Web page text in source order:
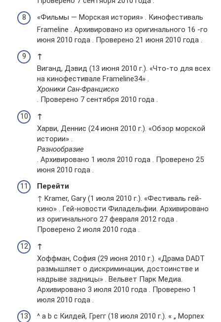
«Фильмы — Морская история» . Кинофестиваль
Frameline . Архивировано из оригинального 16 -го
июня 2010 года . Проверено 21 июня 2010 года .
↑
Виганд, Дэвид (13 июня 2010 г.). «Что-то для всех
на кинофестивале Frameline34» .
Хроники Сан-Франциско
. Проверено 7 сентября 2010 года .
↑
Харви, Деннис (24 июня 2010 г.). «Обзор морской
истории» .
Разнообразие
. Архивировано 1 июля 2010 года . Проверено 25
июня 2010 года .
Перейти
↑ Kramer, Gary (1 июля 2010 г.). «Фестиваль гей-
кино» . Гей-новости Филадельфии. Архивировано
из оригинального 27 февраля 2012 года .
Проверено 2 июля 2010 года .
↑
Хоффман, София (29 июня 2010 г.). «Драма DADT
размышляет о дискриминации, достоинстве и
надрыве задницы» . Вельвет Парк Медиа.
Архивировано 3 июля 2010 года . Проверено 1
июля 2010 года .
^ a b c Килдей, Грегг (18 июля 2010 г.). « „ Морпех